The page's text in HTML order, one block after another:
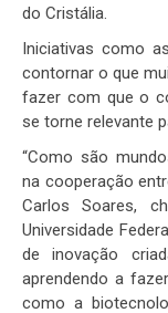
do Cristália.
Iniciativas como
contornar o que
fazer com que o
se torne relevante
“Como são
na cooperação
Carlos Soares,
Universidade
de inovação
aprendendo a
como a